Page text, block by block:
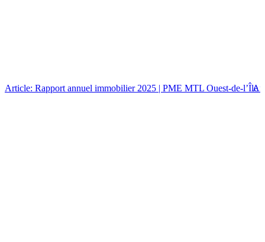
Article: Rapport annuel immobilier 2025 | PME MTL Ouest-de-l’Île